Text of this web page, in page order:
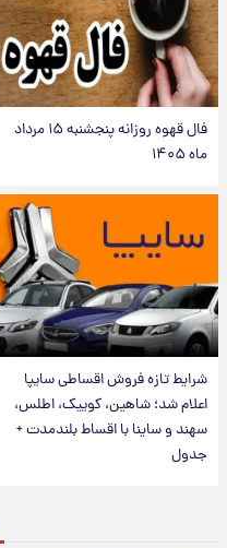
فال قهوه روزانه پنجشنبه ۱۵ مرداد
ماه ۱۴۰۵
شرایط تازه فروش اقساطی سایپا
اعلام شد؛ شاهین، کوییک، اطلس،
سهند و ساینا با اقساط بلندمدت +
جدول